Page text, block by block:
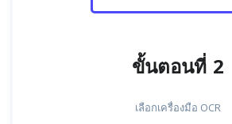
ขั้นตอนที่ 2
เลือกเครื่องมือ OCR